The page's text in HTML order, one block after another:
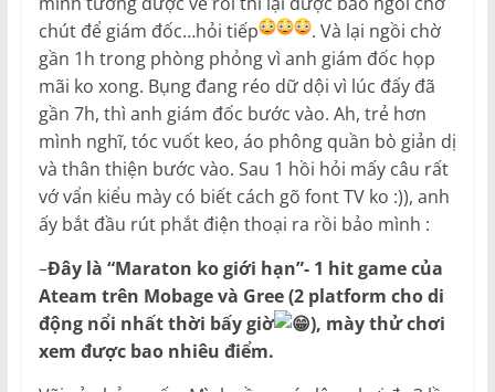
chút để giám đốc…hỏi tiếp
. Và lại ngồi chờ
gần 1h trong phòng phỏng vì anh giám đốc họp
mãi ko xong. Bụng đang réo dữ dội vì lúc đấy đã
gần 7h, thì anh giám đốc bước vào. Ah, trẻ hơn
mình nghĩ, tóc vuốt keo, áo phông quần bò giản dị
và thân thiện bước vào. Sau 1 hồi hỏi mấy câu rất
vớ vẩn kiểu mày có biết cách gõ font TV ko :)), anh
ấy bắt đầu rút phắt điện thoại ra rồi bảo mình :
–Đây là “Maraton ko giới hạn”- 1 hit game của
Ateam trên Mobage và Gree (2 platform cho di
động nổi nhất thời bấy giờ
), mày thử chơi
xem được bao nhiêu điểm.